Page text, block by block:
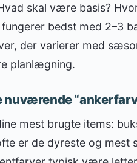
skal være basis?
bedst med 2–3
der varierer med
planlægning.
nuværende
mest brugte items:
er de dyreste og